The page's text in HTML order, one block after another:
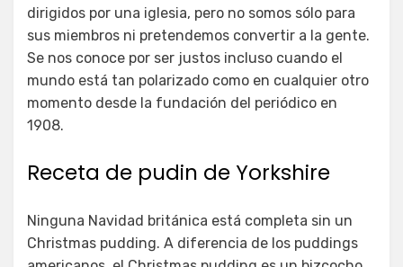
dirigidos por una iglesia, pero no somos sólo para
sus miembros ni pretendemos convertir a la gente.
Se nos conoce por ser justos incluso cuando el
mundo está tan polarizado como en cualquier otro
momento desde la fundación del periódico en
1908.
Receta de pudin de Yorkshire
Ninguna Navidad británica está completa sin un
Christmas pudding. A diferencia de los puddings